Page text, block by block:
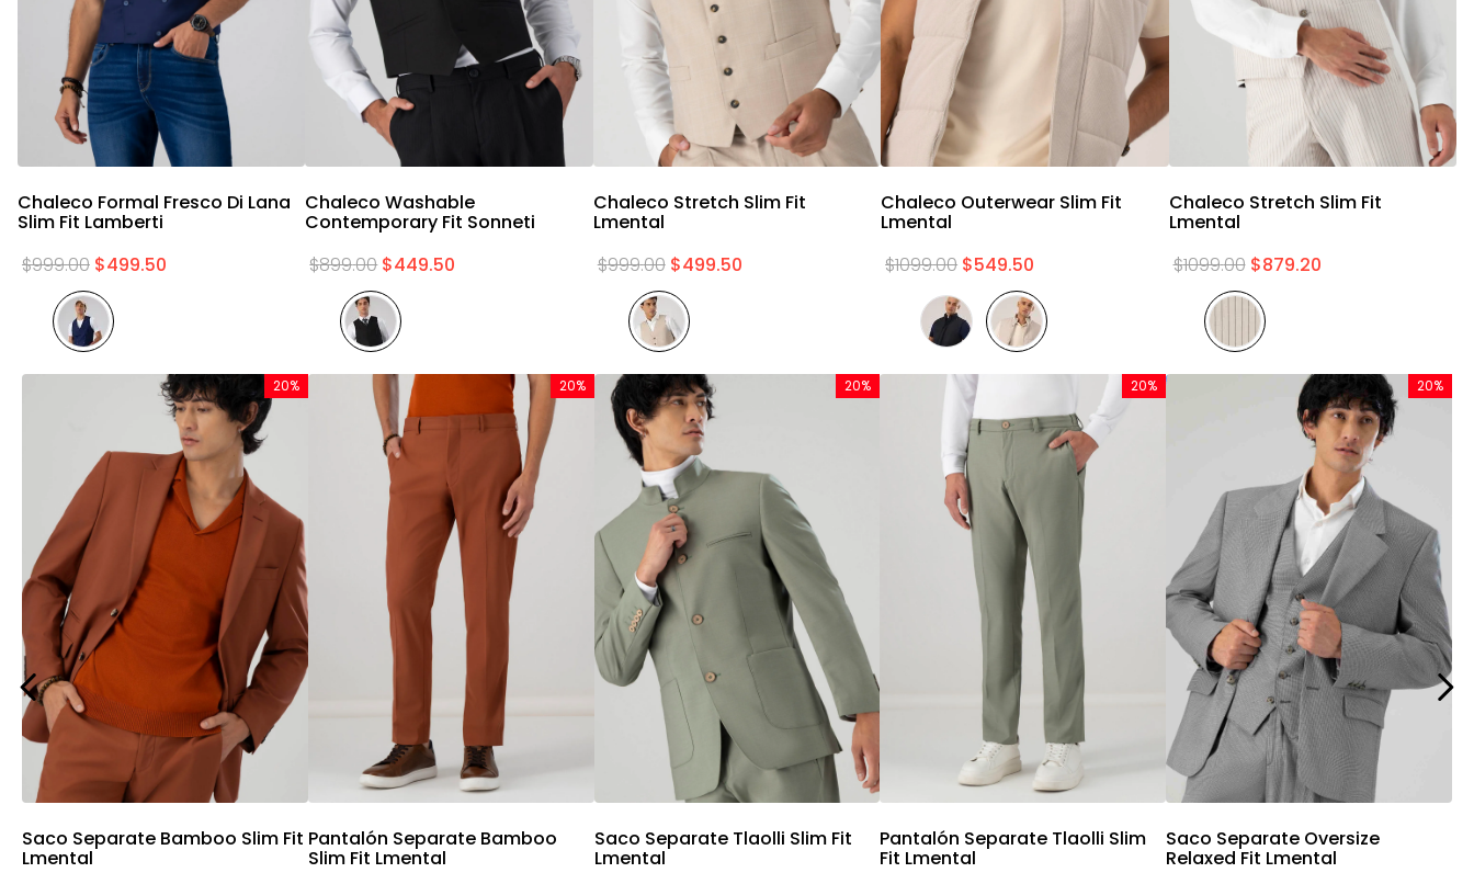
Vista rápida
Chaleco Formal Fresco Di Lana
Slim Fit Lamberti
$999.00 $499.50
Chaleco Washable
Contemporary Fit Sonneti
$899.00 $449.50
Vista rápida
Chaleco Stretch Slim Fit
Lmental
$999.00 $499.50
Vista rápida
Chaleco Outerwear Slim Fit
Lmental
$1099.00 $549.50
Vista rápida
Chaleco Stretch Slim Fit
Lmental
$1099.00 $879.20
20%
Vista rápida
Saco Separate Bamboo Slim Fit
Lmental
20%
Vista rápida
Pantalón Separate Bamboo
Slim Fit Lmental
20%
Vista rápida
Saco Separate Tlaolli Slim Fit
Lmental
20%
Vista rápida
Pantalón Separate Tlaolli Slim
Fit Lmental
20%
Vista rápida
Saco Separate Oversize
Relaxed Fit Lmental